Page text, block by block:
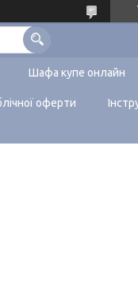
Шафа купе онлайн
оферти